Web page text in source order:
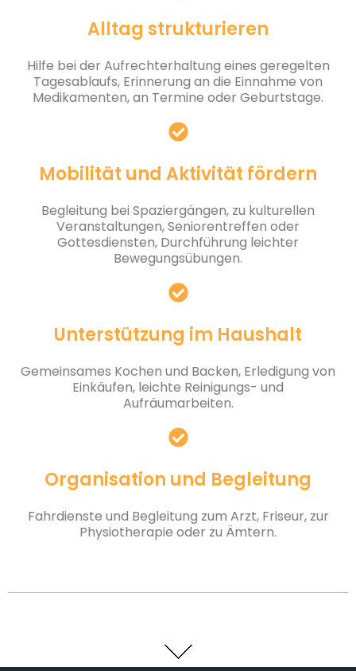
Alltag strukturieren
Hilfe bei der Aufrechterhaltung eines geregelten
Tagesablaufs, Erinnerung an die Einnahme von
Medikamenten, an Termine oder Geburtstage.
Mobilität und Aktivität fördern
Begleitung bei Spaziergängen, zu kulturellen
Veranstaltungen, Seniorentreffen oder
Gottesdiensten, Durchführung leichter
Bewegungsübungen.
Unterstützung im Haushalt
Gemeinsames Kochen und Backen, Erledigung von
Einkäufen, leichte Reinigungs- und
Aufräumarbeiten.
Organisation und Begleitung
Fahrdienste und Begleitung zum Arzt, Friseur, zur
Physiotherapie oder zu Ämtern.